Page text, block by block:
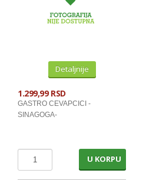
KREME ZA CIPELE
INSEKTICIDI
BATER.SIJALICE,UPALJACI,SIBICE
NEGAZIRANI SOKOVI PET
NEGAZIRANI SOKOVI BRIK
Detaljnije
1.299,99 RSD
GASTRO CEVAPCICI -
SINAGOGA-
U KORPU